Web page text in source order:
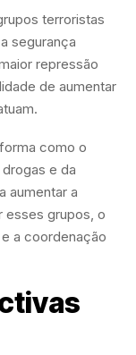
terroristas
segurança
repressão
de aumentar
como o
e da
aumentar a
esses grupos, o
a coordenação